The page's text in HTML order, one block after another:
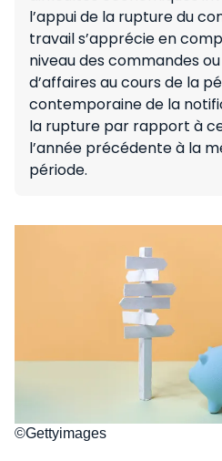
l’appui de la rupture du
travail s’apprécie en
niveau des commandes
d’affaires au cours de la
contemporaine de la
la rupture par rapport à
l’année précédente à la
période.
©Gettyimages